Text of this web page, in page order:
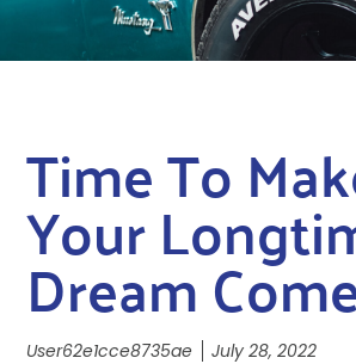
Time To
Your
Dream
User62e1cce8735ae July 28, 2022